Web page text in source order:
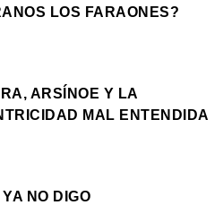
LOS FARAONES?
ARSÍNOE Y LA
MAL ENTENDIDA
NO DIGO